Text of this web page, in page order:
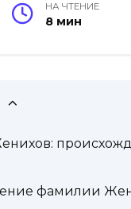
НА ЧТЕНИЕ
8 мин
фамилии